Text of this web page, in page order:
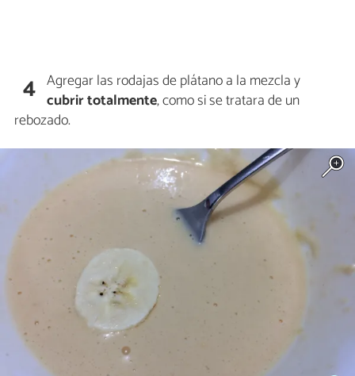
4 Agregar las rodajas de plátano a la mezcla y
cubrir totalmente, como si se tratara de un
rebozado.